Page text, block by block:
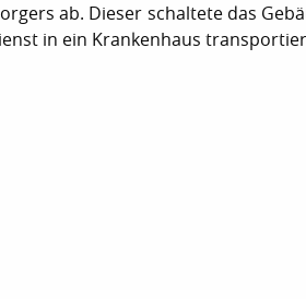
ab. Dieser schaltete das
in ein Krankenhaus